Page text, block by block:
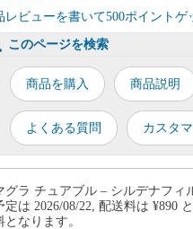
レビューを書いて500ポイントゲ
このページを検索
商品を購入 商品説明
よくある質問 カスタ
グラ チュアブル – シルデナフ
定は 2026/08/22, 配送料は ¥890
となります。